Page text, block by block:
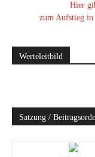
Hier
zum Aufstieg in
Werteleitbild
Satzung /